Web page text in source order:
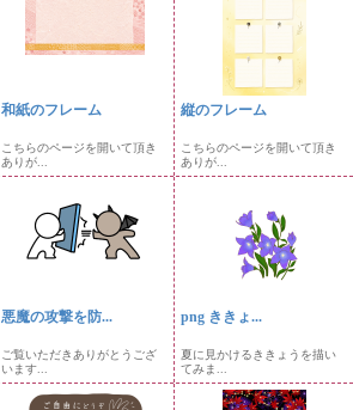
和紙のフレーム
こちらのページを開いて頂き
ありが...
縦のフレーム
こちらのページを開いて頂き
ありが...
悪魔の攻撃を防...
ご覧いただきありがとうござ
います...
png ききょ...
夏に見かけるききょうを描い
てみま...